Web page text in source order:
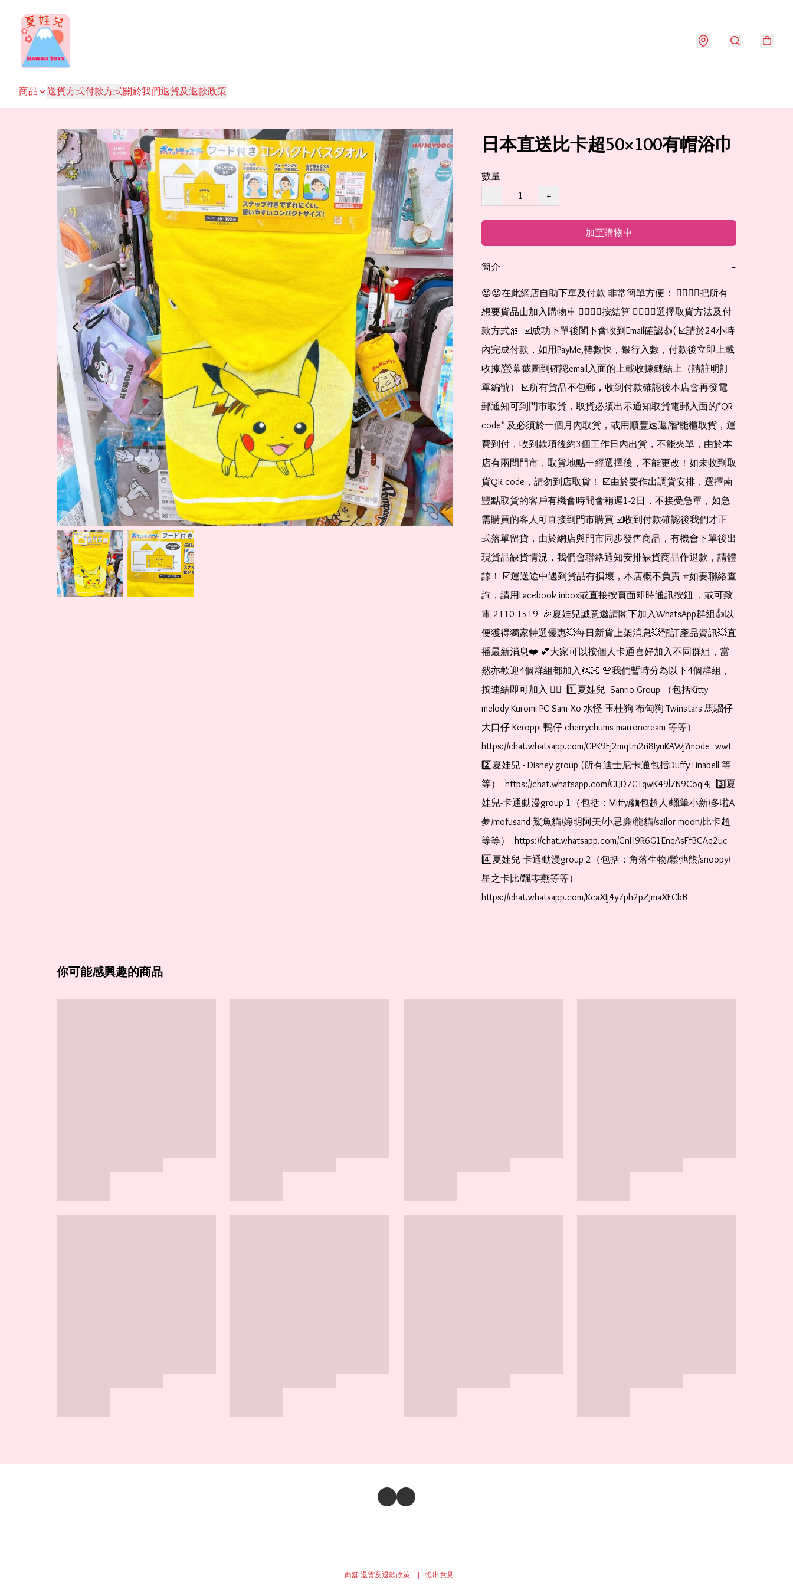
商品 送貨方式付款方式關於我們退貨及退款政策
日本直送比卡超50×100有帽浴巾
數量
−
+
加至購物車
簡介 −
😍😍在此網店自助下單及付款 非常簡單方便： 👉🏻👉🏻把所有
想要貨品山加入購物車 👉🏻👉🏻按結算 👉🏻👉🏻選擇取貨方法及付
款方式🎀  ☑️成功下單後閣下會收到Email確認👍( ☑️請於24小時
內完成付款，如用PayMe,轉數快，銀行入數，付款後立即上載
收據/螢幕截圖到確認email入面的上載收據鏈結上（請註明訂
單編號） ☑️所有貨品不包郵，收到付款確認後本店會再發電
郵通知可到門市取貨，取貨必須出示通知取貨電郵入面的*QR
code* 及必須於一個月內取貨，或用順豐速遞/智能櫃取貨，運
費到付，收到款項後約3個工作日內出貨，不能夾單，由於本
店有兩間門市，取貨地點一經選擇後，不能更改！如未收到取
貨QR code，請勿到店取貨！ ☑️由於要作出調貨安排，選擇南
豐點取貨的客戶有機會時間會稍遲1-2日，不接受急單，如急
需購買的客人可直接到門市購買 ☑️收到付款確認後我們才正
式落單留貨，由於網店與門市同步發售商品，有機會下單後出
現貨品缺貨情況，我們會聯絡通知安排缺貨商品作退款，請體
諒！ ☑️運送途中遇到貨品有損壞，本店概不負責 ⭐️如要聯絡查
詢，請用Facebook inbox或直接按頁面即時通訊按鈕 ，或可致
電 2110 1519  🎉夏娃兒誠意邀請閣下加入WhatsApp群組👍以
便獲得獨家特選優惠💥每日新貨上架消息💥預訂產品資訊💥直
播最新消息❤️ 💕大家可以按個人卡通喜好加入不同群組，當
然亦歡迎4個群組都加入👏🏻 🌸我們暫時分為以下4個群組，
按連結即可加入 👇🏻  1️⃣夏娃兒 -Sanrio Group （包括Kitty
melody Kuromi PC Sam Xo 水怪 玉桂狗 布甸狗 Twinstars 馬騮仔
大口仔 Keroppi 鴨仔 cherrychums marroncream 等等）
https://chat.whatsapp.com/CPK9Ej2mqtm2ri8IyuKAWj?mode=wwt
2️⃣夏娃兒 - Disney group (所有迪士尼卡通包括Duffy Linabell 等
等）  https://chat.whatsapp.com/CLJD7GTqwK49l7N9Coqi4J  3️⃣夏
娃兒-卡通動漫group 1（包括：Miffy/麵包超人/蠟筆小新/多啦A
夢/mofusand 鯊魚貓/娒明阿美/小忌廉/龍貓/sailor moon/比卡超
等等）  https://chat.whatsapp.com/GnH9R6G1EnqAsFfBCAq2uc
4️⃣夏娃兒-卡通動漫group 2（包括：角落生物/鬆弛熊/snoopy/
星之卡比/飄零燕等等）
https://chat.whatsapp.com/KcaXIj4y7ph2pZJmaXECbB
你可能感興趣的商品
商舖 退貨及退款政策 提出意見